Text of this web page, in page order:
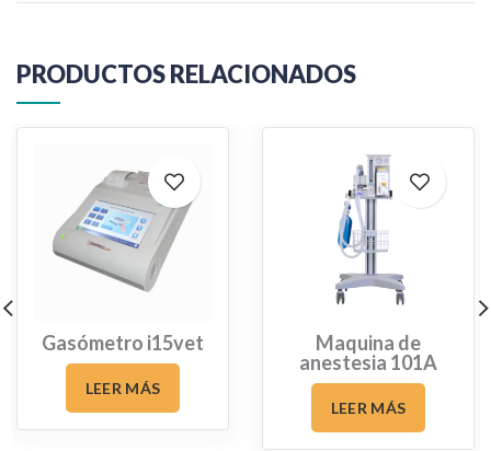
PRODUCTOS RELACIONADOS
Gasómetro i15vet
LEER MÁS
Maquina de
anestesia 101A
LEER MÁS